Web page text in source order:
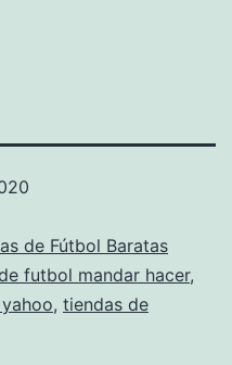
de Fútbol Baratas
futbol mandar hacer,
, tiendas de